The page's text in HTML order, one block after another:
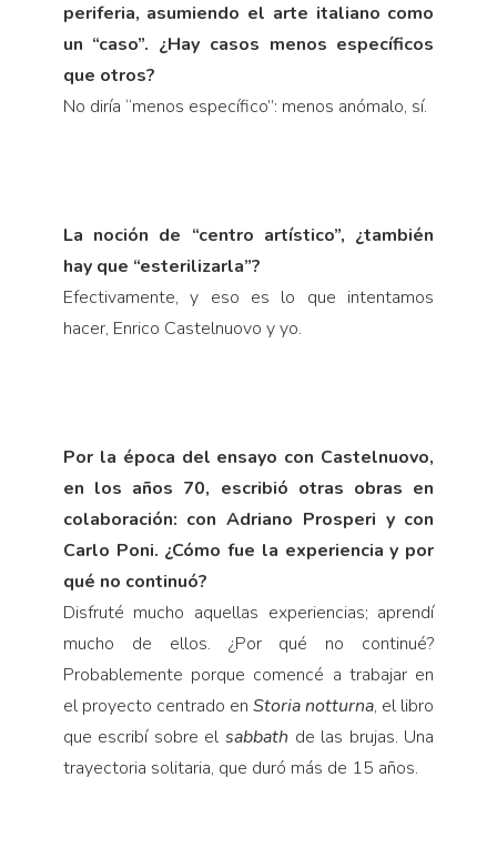
periferia, asumiendo el arte italiano como
un “caso”. ¿Hay casos menos específicos
que otros?
No diría “menos específico”: menos anómalo, sí.
La noción de “centro artístico”, ¿también
hay que “esterilizarla”?
Efectivamente, y eso es lo que intentamos
hacer, Enrico Castelnuovo y yo.
Por la época del ensayo con Castelnuovo,
en los años 70, escribió otras obras en
colaboración: con Adriano Prosperi y con
Carlo Poni. ¿Cómo fue la experiencia y por
qué no continuó?
Disfruté mucho aquellas experiencias; aprendí
mucho de ellos. ¿Por qué no continué?
Probablemente porque comencé a trabajar en
el proyecto centrado enStoria notturna, el libro
que escribí sobre el sabbath de las brujas. Una
trayectoria solitaria, que duró más de 15 años.